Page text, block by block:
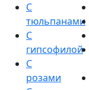
С
тюльпанами
С
гипсофилой
С
розами